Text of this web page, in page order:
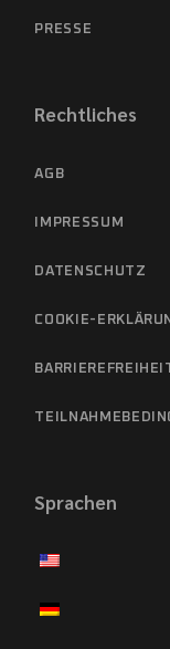
PRESSE
Rechtliches
AGB
IMPRESSUM
DATENSCHUTZ
COOKIE-
Sprachen